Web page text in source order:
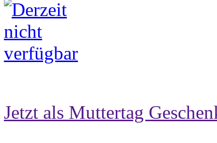
Jetzt als Muttertag